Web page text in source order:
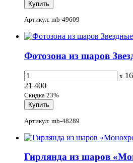
Артикул: mb-49609
Фотозона из шаров
x
21 400
Скидка 23%
Артикул: mb-48289
Гирлянда из шаров